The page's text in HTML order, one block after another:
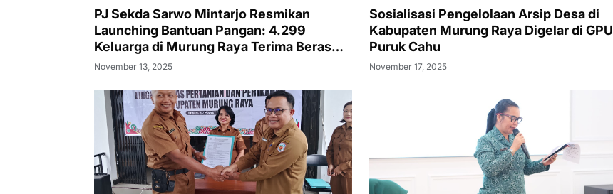
PJ Sekda Sarwo Mintarjo Resmikan
Launching Bantuan Pangan: 4.299
Keluarga di Murung Raya Terima Beras
dan Minyak Goreng
November 13, 2025
Sosialisasi Pengelolaan Arsip Desa di
Kabupaten Murung Raya Digelar di GPU
Puruk Cahu
November 17, 2025